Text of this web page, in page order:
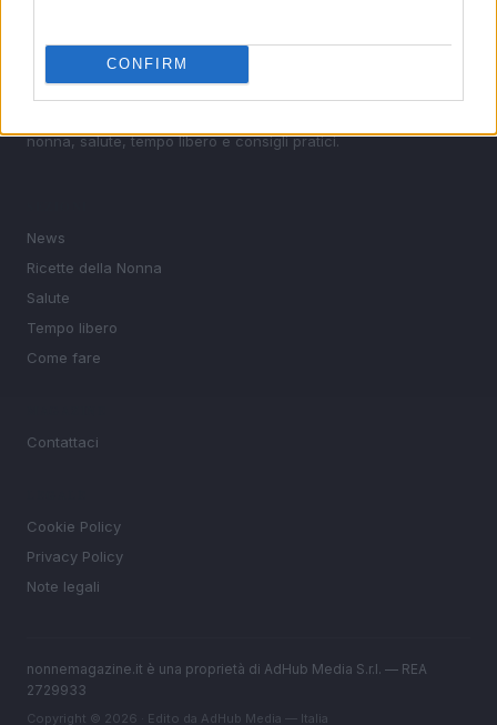
CONFIRM
nonna, salute, tempo libero e consigli pratici.
News
Ricette della Nonna
Salute
Tempo libero
Come fare
Contattaci
Cookie Policy
Privacy Policy
Note legali
nonnemagazine.it è una proprietà di AdHub Media S.r.l. — REA
2729933
Copyright © 2026 · Edito da AdHub Media — Italia